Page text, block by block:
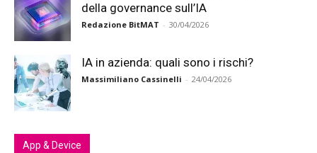
della governance sull’IA
Redazione BitMAT - 30/04/2026
IA in azienda: quali sono i rischi?
Massimiliano Cassinelli - 24/04/2026
App & Device